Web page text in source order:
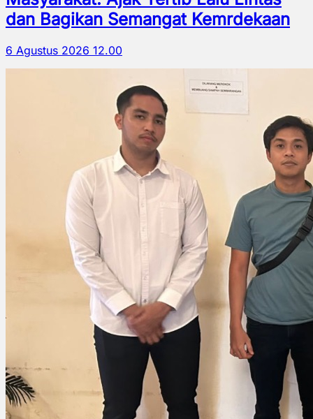
dan Bagikan Semangat Kemrdekaan
6 Agustus 2026 12.00